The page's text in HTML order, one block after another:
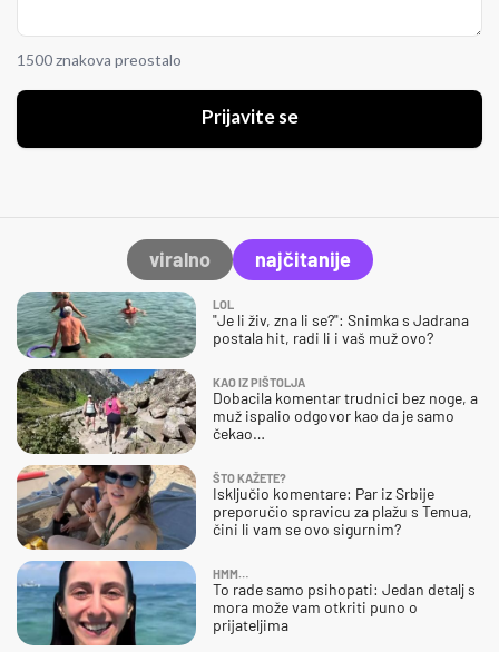
1500 znakova preostalo
Prijavite se
viralno najčitanije
LOL
"Je li živ, zna li se?": Snimka s Jadrana
postala hit, radi li i vaš muž ovo?
KAO IZ PIŠTOLJA
Dobacila komentar trudnici bez noge, a
muž ispalio odgovor kao da je samo
čekao…
ŠTO KAŽETE?
Isključio komentare: Par iz Srbije
preporučio spravicu za plažu s Temua,
čini li vam se ovo sigurnim?
HMM…
To rade samo psihopati: Jedan detalj s
mora može vam otkriti puno o
prijateljima